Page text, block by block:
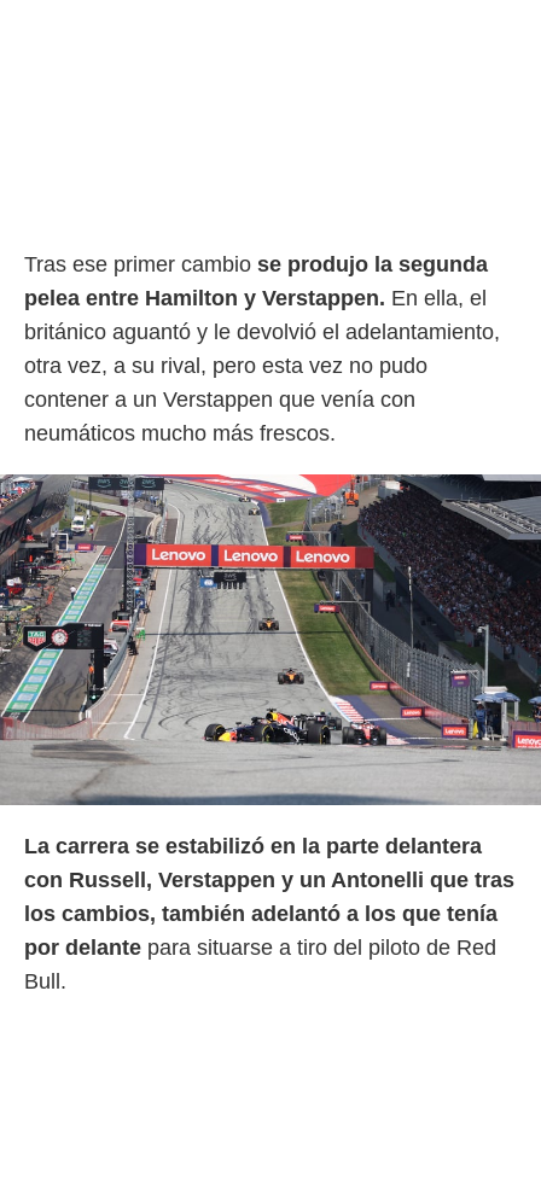
Tras ese primer cambio se produjo la segunda
pelea entre Hamilton y Verstappen. En ella, el
británico aguantó y le devolvió el adelantamiento,
otra vez, a su rival, pero esta vez no pudo
contener a un Verstappen que venía con
neumáticos mucho más frescos.
La carrera se estabilizó en la parte delantera
con Russell, Verstappen y un Antonelli que tras
los cambios, también adelantó a los que tenía
por delante para situarse a tiro del piloto de Red
Bull.